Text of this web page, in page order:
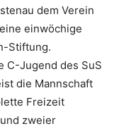
dem Verein
einwöchige
Stiftung.
C-Jugend des SuS
die Mannschaft
Freizeit
zweier